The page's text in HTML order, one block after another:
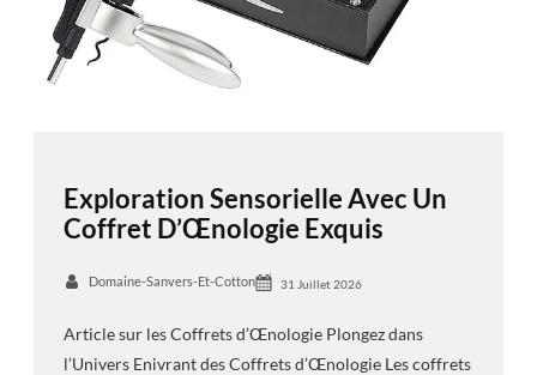
Exploration Sensorielle Avec Un
Coffret D’Œnologie Exquis
Domaine-Sanvers-Et-Cotton 31 Juillet 2026
Article sur les Coffrets d’Œnologie Plongez dans
l’Univers Enivrant des Coffrets d’Œnologie Les coffrets